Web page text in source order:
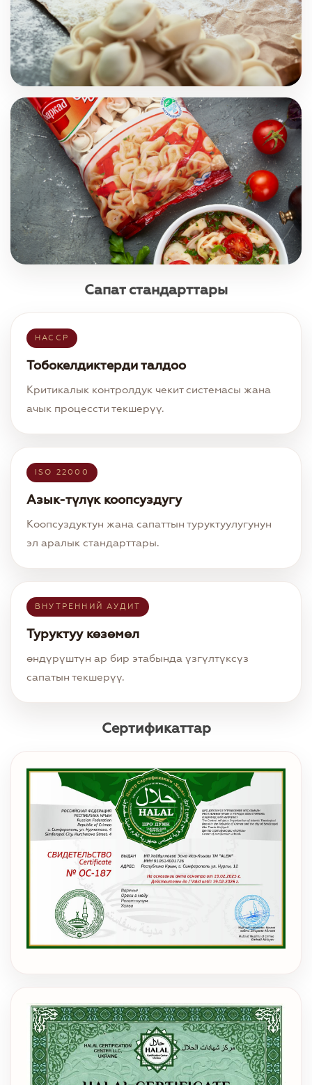
Сапат стандарттары
HACCP
Тобокелдиктерди талдоо
Критикалык контролдук чекит системасы жана
ачык процессти текшерүү.
ISO 22000
Азык-түлүк коопсуздугу
Коопсуздуктун жана сапаттын туруктуулугунун
эл аралык стандарттары.
ВНУТРЕННИЙ АУДИТ
Туруктуу көзөмөл
өндүрүштүн ар бир этабында үзгүлтүксүз
сапатын текшерүү.
Сертификаттар